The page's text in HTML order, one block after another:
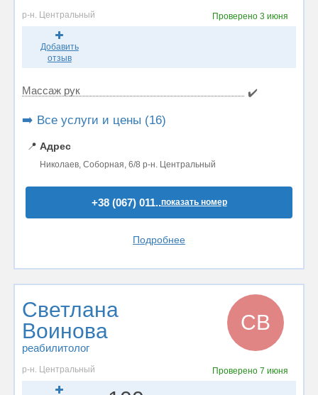
р-н. Центральный Проверено3 июня
Добавить
отзыв
Массаж рук ✔️
➡️ Все услуги и цены (16)
📍 Адрес
Николаев, Соборная, 6/8 р-н. Центральный
+38 (067) 011..показать номер
Подробнее
Светлана
Воинова
реабилитолог
СВ
р-н. Центральный Проверено7 июня